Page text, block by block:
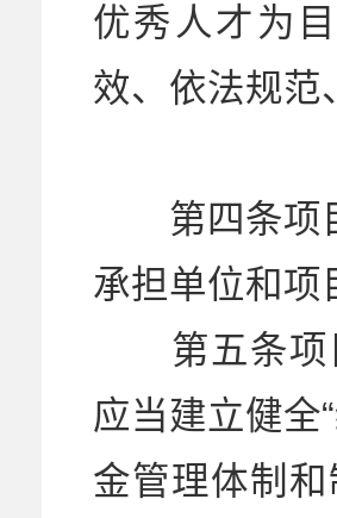
优秀人才为
效、依法规范
第四条项目
承担单位和项
第五条项目
应当建立健全
金管理体制